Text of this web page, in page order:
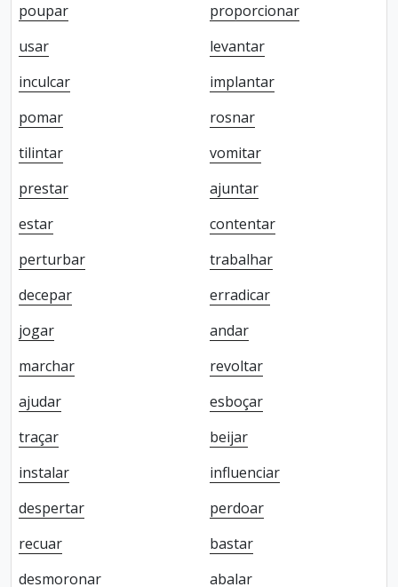
poupar
proporcionar
usar
levantar
inculcar
implantar
pomar
rosnar
tilintar
vomitar
prestar
ajuntar
estar
contentar
perturbar
trabalhar
decepar
erradicar
jogar
andar
marchar
revoltar
ajudar
esboçar
traçar
beijar
instalar
influenciar
despertar
perdoar
recuar
bastar
desmoronar
abalar